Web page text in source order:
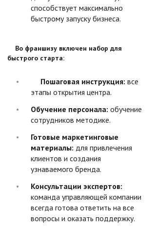
способствует максимально
быстрому запуску бизнеса.
Во франшизу включен набор для
быстрого старта:
Пошаговая инструкция: все
этапы открытия центра.
Обучение персонала: обучение
сотрудников методике.
Готовые маркетинговые
материалы: для привлечения
клиентов и создания
узнаваемого бренда.
Консультации экспертов:
команда управляющей компании
всегда готова ответить на все
вопросы и оказать поддержку.